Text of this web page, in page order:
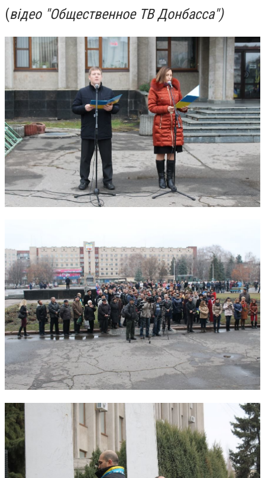
(відео "Общественное ТВ Донбасса")